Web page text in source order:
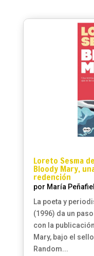
Loreto Sesma
Bloody Mary,
redención
por María
La poeta y
(1996) da un
con la
Mary, bajo el
Random...